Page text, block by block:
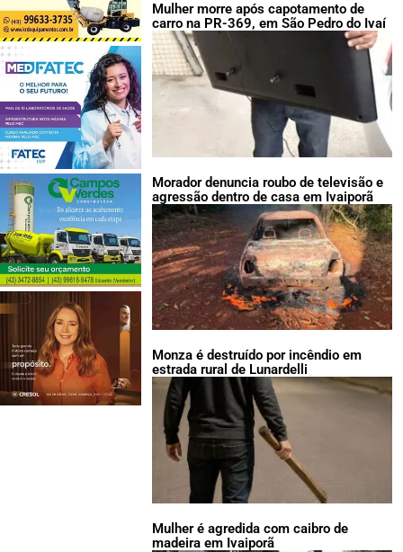
Mulher morre após capotamento de
carro na PR-369, em São Pedro do Ivaí
Morador denuncia roubo de televisão e
agressão dentro de casa em Ivaiporã
Monza é destruído por incêndio em
estrada rural de Lunardelli
Mulher é agredida com caibro de
madeira em Ivaiporã